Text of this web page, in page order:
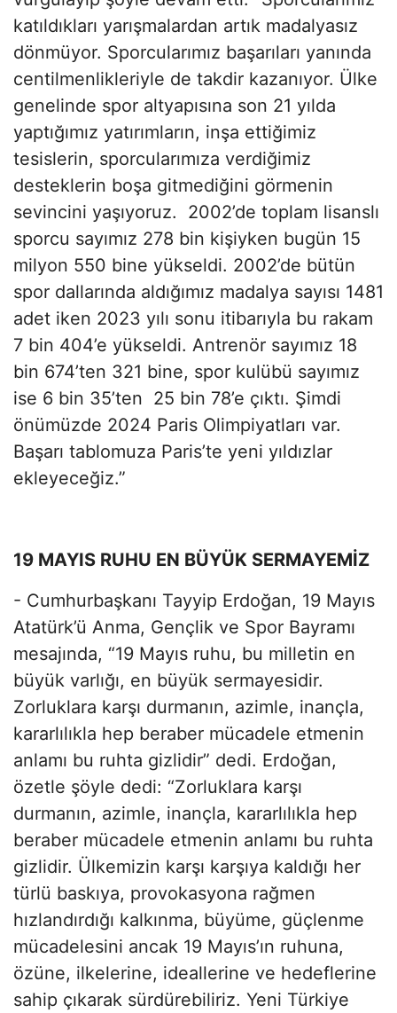
katıldıkları yarışmalardan artık madalyasız
dönmüyor. Sporcularımız başarıları yanında
centilmenlikleriyle de takdir kazanıyor. Ülke
genelinde spor altyapısına son 21 yılda
yaptığımız yatırımların, inşa ettiğimiz
tesislerin, sporcularımıza verdiğimiz
desteklerin boşa gitmediğini görmenin
sevincini yaşıyoruz. 2002’de toplam lisanslı
sporcu sayımız 278 bin kişiyken bugün 15
milyon 550 bine yükseldi. 2002’de bütün
spor dallarında aldığımız madalya sayısı 1481
adet iken 2023 yılı sonu itibarıyla bu rakam
7 bin 404’e yükseldi. Antrenör sayımız 18
bin 674’ten 321 bine, spor kulübü sayımız
ise 6 bin 35’ten 25 bin 78’e çıktı. Şimdi
önümüzde 2024 Paris Olimpiyatları var.
Başarı tablomuza Paris’te yeni yıldızlar
ekleyeceğiz.”
19 MAYIS RUHU EN BÜYÜK SERMAYEMİZ
- Cumhurbaşkanı Tayyip Erdoğan, 19 Mayıs
Atatürk’ü Anma, Gençlik ve Spor Bayramı
mesajında, “19 Mayıs ruhu, bu milletin en
büyük varlığı, en büyük sermayesidir.
Zorluklara karşı durmanın, azimle, inançla,
kararlılıkla hep beraber mücadele etmenin
anlamı bu ruhta gizlidir” dedi. Erdoğan,
özetle şöyle dedi: “Zorluklara karşı
durmanın, azimle, inançla, kararlılıkla hep
beraber mücadele etmenin anlamı bu ruhta
gizlidir. Ülkemizin karşı karşıya kaldığı her
türlü baskıya, provokasyona rağmen
hızlandırdığı kalkınma, büyüme, güçlenme
mücadelesini ancak 19 Mayıs’ın ruhuna,
özüne, ilkelerine, ideallerine ve hedeflerine
sahip çıkarak sürdürebiliriz. Yeni Türkiye